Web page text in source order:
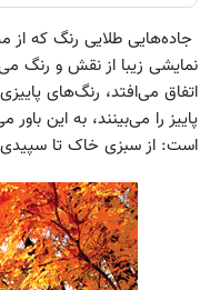
جاده‌هایی طلایی رنگ که از
نمایشی زیبا از نقش و رنگ
اتفاق می‌افتد، رنگ‌های
پاییز را می‌بینند، به این
است: از سبزی خاک تا